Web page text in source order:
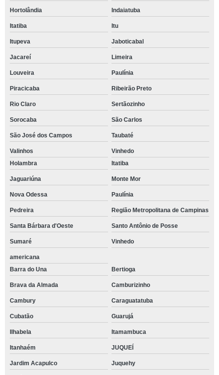
Hortolândia Indaiatuba
Itatiba Itu
Itupeva Jaboticabal
Jacareí Limeira
Louveira Paulínia
Piracicaba Ribeirão Preto
Rio Claro Sertãozinho
Sorocaba São Carlos
São José dos Campos Taubaté
Valinhos
Vinhedo
Holambra
Itatiba
Jaguariúna Monte Mor
Nova Odessa Paulínia
Pedreira Região Metropolitana de Campinas
Santa Bárbara d'Oeste Santo Antônio de Posse
Sumaré Vinhedo
americana
Barra do Una
Bertioga
Brava da Almada Camburizinho
Cambury Caraguatatuba
Cubatão Guarujá
Ilhabela Itamambuca
Itanhaém JUQUEÍ
Jardim Acapulco Juquehy